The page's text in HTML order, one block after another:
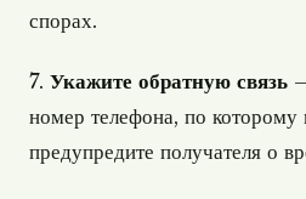
спорах.
7. Укажите обратную связь
номер телефона, по
предупредите получателя о